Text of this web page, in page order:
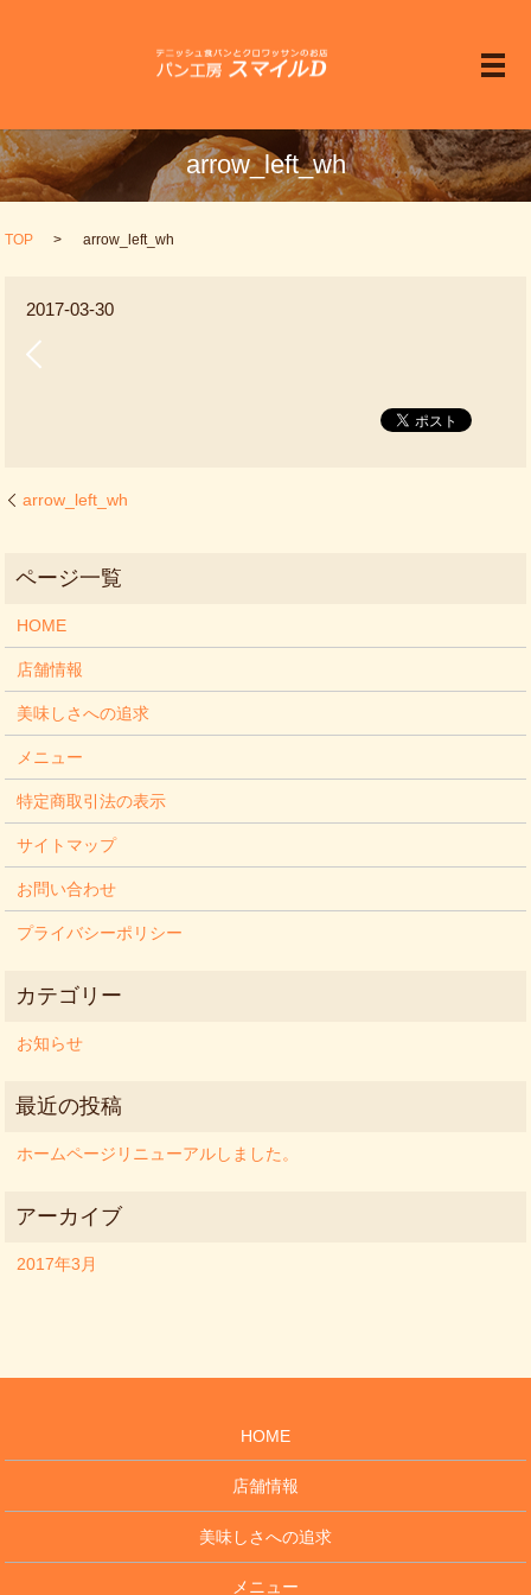
メ
arrow_left_wh
TOP arrow_left_wh
2017-03-30
arrow_left_wh
HOME
店舗情報
美味しさへの追求
メニュー
特定商取引法の表示
サイトマップ
お問い合わせ
プライバシーポリシー
お知らせ
ホームページリニューアルしました。
2017年3月
HOME
店舗情報
美味しさへの追求
メニュー